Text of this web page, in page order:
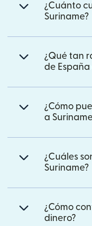
¿Cuánto
Suriname?
¿Qué tan
de España
¿Cómo
a
¿Cuáles
Suriname?
¿Cómo
dinero?